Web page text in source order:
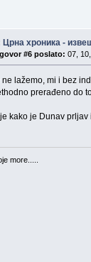
Црна хроника -
#6 poslato: 07,
lažemo, mi i bez
prerađeno do
kako je Dunav
more.....